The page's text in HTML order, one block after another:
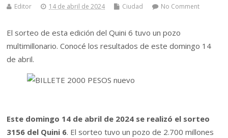
Editor 14 de abril de 2024 Ciudad No Comment
El sorteo de esta edición del Quini 6 tuvo un pozo
multimillonario. Conocé los resultados de este domingo 14
de abril.
Este domingo 14 de abril de 2024 se realizó el sorteo
3156 del Quini 6. El sorteo tuvo un pozo de 2.700 millones